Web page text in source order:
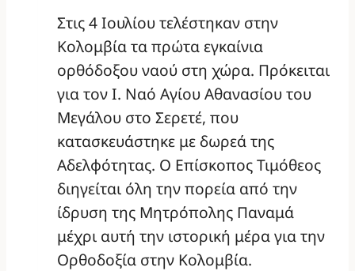
Στις 4 Ιουλίου τελέστηκαν στην
Κολομβία τα πρώτα εγκαίνια
ορθόδοξου ναού στη χώρα. Πρόκειται
για τον Ι. Ναό Αγίου Αθανασίου του
Μεγάλου στο Σερετέ, που
κατασκευάστηκε με δωρεά της
Αδελφότητας. Ο Επίσκοπος Τιμόθεος
διηγείται όλη την πορεία από την
ίδρυση της Μητρόπολης Παναμά
μέχρι αυτή την ιστορική μέρα για την
Ορθοδοξία στην Κολομβία.